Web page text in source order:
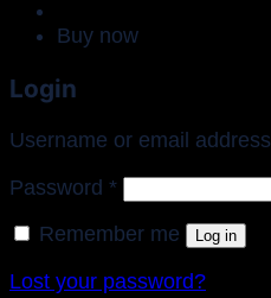
Buy now
Login
Username or email address
Password *Required
Remember me Log in
Lost your password?